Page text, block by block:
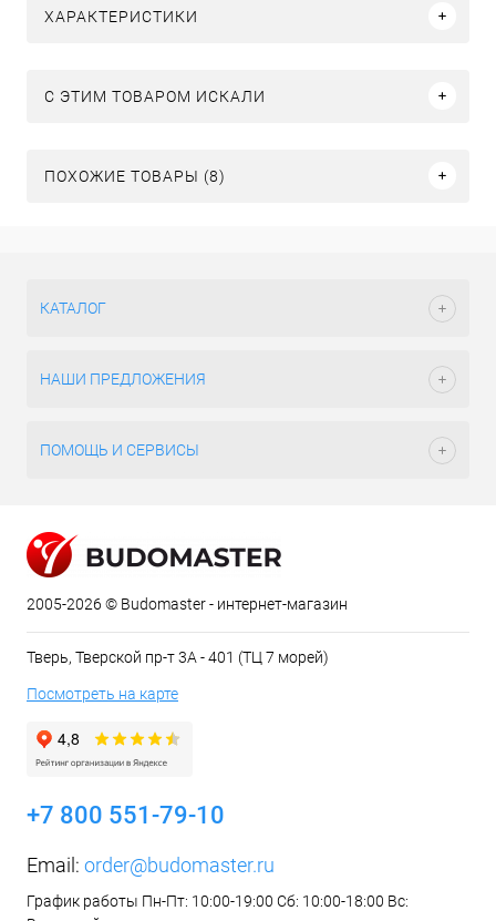
ХАРАКТЕРИСТИКИ
C ЭТИМ ТОВАРОМ ИСКАЛИ
ПОХОЖИЕ ТОВАРЫ (8)
КАТАЛОГ
НАШИ ПРЕДЛОЖЕНИЯ
ПОМОЩЬ И СЕРВИСЫ
2005-2026 © Budomaster - интернет-магазин
Тверь, Тверской пр-т 3А - 401 (ТЦ 7 морей)
Посмотреть на карте
+7 800 551-79-10
Email: order@budomaster.ru
График работы Пн-Пт: 10:00-19:00 Сб: 10:00-18:00 Вс: